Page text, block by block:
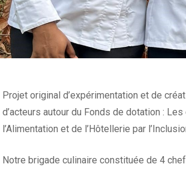
Projet original d’expérimentation et de
d’acteurs autour du Fonds de dotation :
l’Alimentation et de l’Hôtellerie par
Notre brigade culinaire constituée de 4